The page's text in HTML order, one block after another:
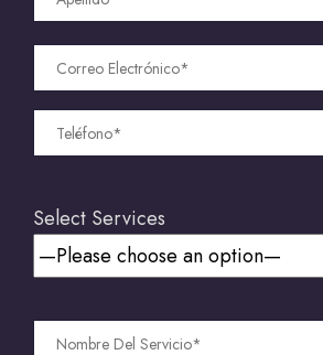
Select Services